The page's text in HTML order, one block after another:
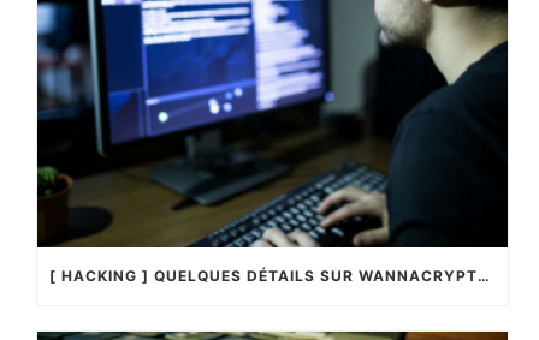
[ HACKING ] QUELQUES DÉTAILS SUR WANNACRYPTOR !…